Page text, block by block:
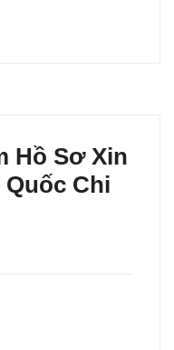
Hồ Sơ Xin
Chi